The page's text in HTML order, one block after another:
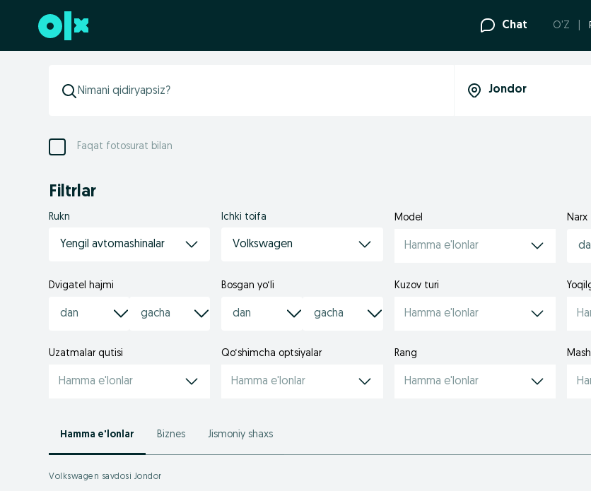
Futerga oʻtish Chat O'Z
Faqat fotosurat bilan
Filtrlar
Rukn
Yengil avtomashinalar
Ichki toifa
Volkswagen
Model
Hamma e'lonlar
Narx
Dvigatel hajmi Bosgan yo‘li Kuzov turi
Hamma e'lonlar
Uzatmalar qutisi
Hamma e'lonlar
Qo‘shimcha optsiyalar
Hamma e'lonlar
Rang
Hamma e'lonlar
Hamma e'lonlar Biznes Jismoniy shaxs
Volkswagen savdosi Jondor